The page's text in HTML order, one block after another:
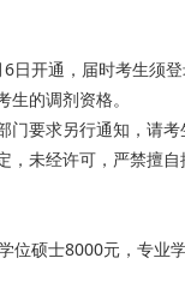
日开通，届时考生须
的调剂资格。
门要求另行通知，请
，未经许可，严禁擅
位硕士8000元，专